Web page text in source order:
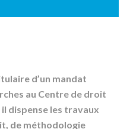
d’un mandat
au Centre de droit
dispense les travaux
de méthodologie